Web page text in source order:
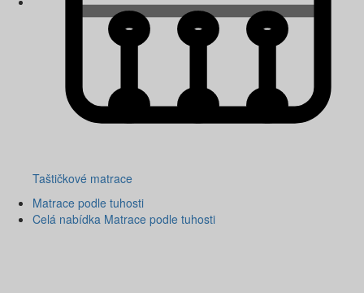
Taštičkové matrace
Matrace podle tuhosti
Celá nabídka Matrace podle tuhosti